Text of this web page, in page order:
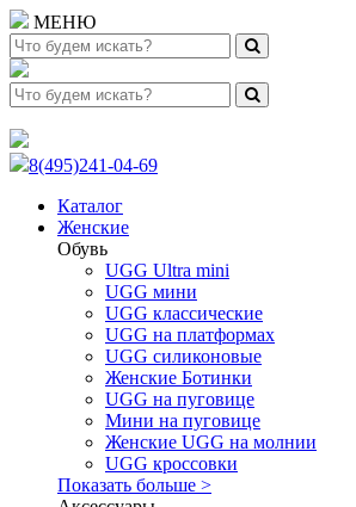
МЕНЮ
8(495)241-04-69
Каталог
Женские
Обувь
UGG Ultra mini
UGG мини
UGG классические
UGG на платформах
UGG силиконовые
Женские Ботинки
UGG на пуговице
Мини на пуговице
Женские UGG на молнии
UGG кроссовки
Показать больше >